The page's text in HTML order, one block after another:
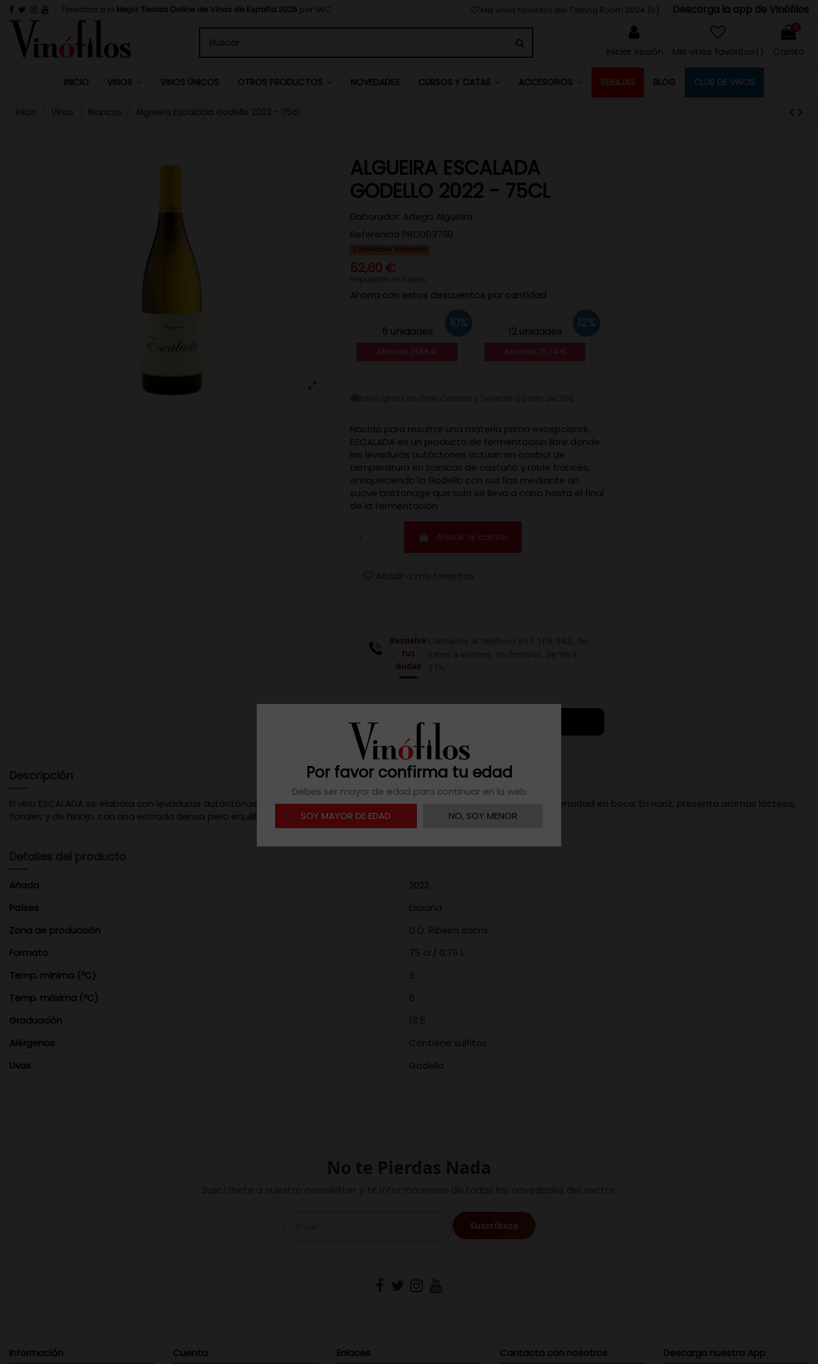
Por favor confirma tu edad
Debes ser mayor de edad para continuar en la web
SOY MAYOR DE EDAD
NO, SOY MENOR
Finalistas a la Mejor Tienda Online de Vinos de España 2025 por IWC Mis vinos favoritos del Tasting Room 2024 (0) Descarga la app de Vinófilos
Iniciar sesión Mis vinos favoritos() Carrito
INICIO VINOS VINOS ÚNICOS OTROS PRODUCTOS NOVEDADES CURSOS Y CATAS ACCESORIOS REBAJAS BLOG CLUB DE VINOS
Inicio Vinos Blancos Algueira Escalada Godello 2022 - 75cl
ALGUEIRA ESCALADA
GODELLO 2022 - 75CL
Elaborador: Adega Algueira
Referencia PROD03790
Unidades limitadas
52,60 €
Impuestos incluidos
Ahorra con estos descuentos por cantidad
6 unidades
10%
12 unidades
12%
Nacido para resaltar una materia prima excepcional,
ESCALADA es un producto de fermentación libre donde
las levaduras autóctonas actúan sin control de
temperatura en barricas de castaño y roble francés,
enriqueciendo la Godello con sus lías mediante un
suave battonage que solo se lleva a cabo hasta el final
de la fermentación
Añadir al carrito
Resuelve
tus
dudas

Descripción
El vino ESCALADA se elabora con levaduras autóctonas en toneles de castaño y roble francés, destacando su cuerpo y densidad en boca. En nariz, presenta aromas lácteos,
florales y de hinojo, con una entrada densa pero equilibrada en acidez y persistencia.
Detalles del producto
Añada
2022
Países
España
Zona de producción
D.O. Ribeira Sacra
Formato
75 cl / 0,75 L
Temp. mínima (ºC)
5
Temp. máxima (ºC)
6
Graduación
13.5
Alérgenos
Contiene sulfitos
Uvas
Godello
No te Pierdas Nada
Información Cuenta Enlaces Contacta con nosotros Descarga nuestra App